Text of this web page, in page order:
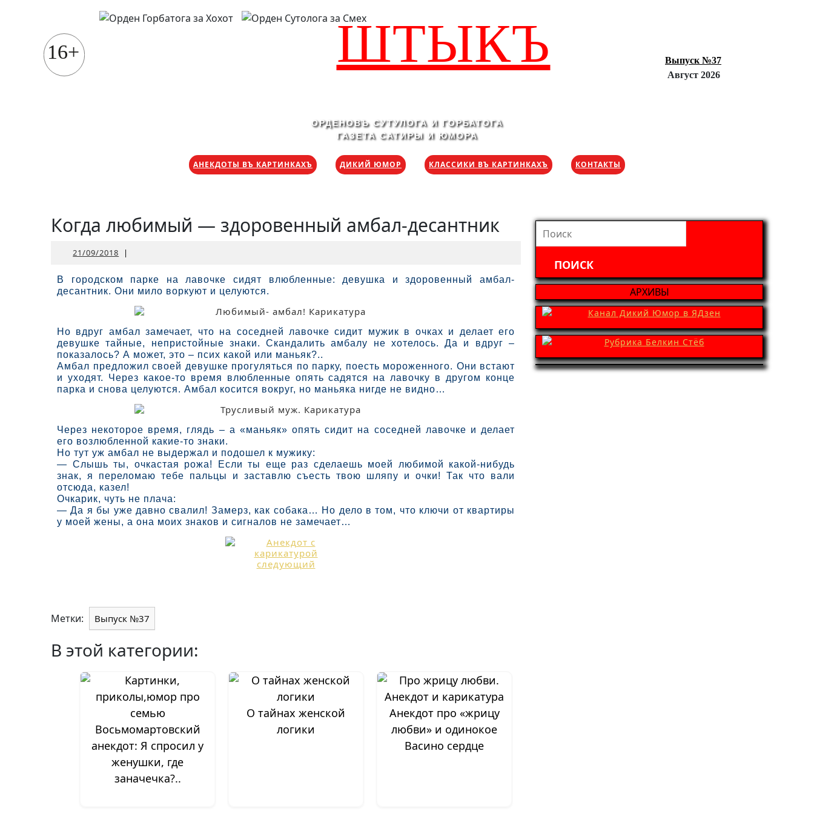
содержимому
16+ ШТЫКЪ
Выпуск №37
Август 2026
ОРДЕНОВЪ СУТУЛОГА И ГОРБАТОГА
ГАЗЕТА САТИРЫ И ЮМОРА
АНЕКДОТЫ ВЪ КАРТИНКАХЪ ДИКИЙ ЮМОР КЛАССИКИ ВЪ КАРТИНКАХЪ КОНТАКТЫ
Когда любимый — здоровенный амбал-десантник
21/09/2018 21/09/2018
|
В городском парке на лавочке сидят влюбленные: девушка и здоровенный амбал-
десантник. Они мило воркуют и целуются.
Но вдруг амбал замечает, что на соседней лавочке сидит мужик в очках и делает его
девушке тайные, непристойные знаки. Скандалить амбалу не хотелось. Да и вдруг –
показалось? А может, это – псих какой или маньяк?..
Амбал предложил своей девушке прогуляться по парку, поесть мороженного. Они встают
и уходят. Через какое-то время влюбленные опять садятся на лавочку в другом конце
парка и снова целуются. Амбал косится вокруг, но маньяка нигде не видно…
Через некоторое время, глядь – а «маньяк» опять сидит на соседней лавочке и делает
его возлюбленной какие-то знаки.
Но тут уж амбал не выдержал и подошел к мужику:
— Слышь ты, очкастая рожа! Если ты еще раз сделаешь моей любимой какой-нибудь
знак, я переломаю тебе пальцы и заставлю съесть твою шляпу и очки! Так что вали
отсюда, казел!
Очкарик, чуть не плача:
— Да я бы уже давно свалил! Замерз, как собака… Но дело в том, что ключи от квартиры
у моей жены, а она моих знаков и сигналов не замечает…
Метки: Выпуск №37
В этой категории:
Восьмомартовский
анекдот: Я спросил у
женушки, где
заначечка?..
О тайнах женской
логики
Анекдот про «жрицу
любви» и одинокое
Васино сердце
Найти:
АРХИВЫ